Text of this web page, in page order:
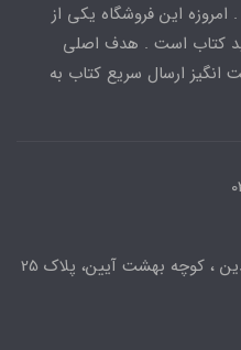
این فروشگاه یکی از
کتاب است . هدف اصلی
ارسال سریع کتاب به
، کوچه بهشت آیین، پلاک 25